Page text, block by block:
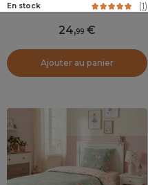
En stock (1)
24,99
Ajouter au panier